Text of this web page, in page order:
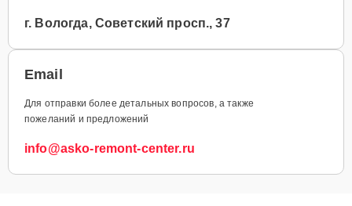
г. Вологда, Советский просп., 37
Email
Для отправки более детальных вопросов, а также
пожеланий и предложений
info@asko-remont-center.ru